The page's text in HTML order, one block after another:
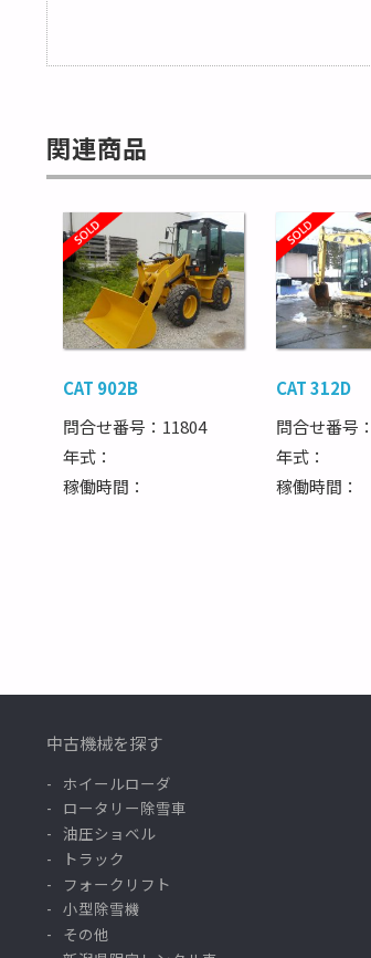
関連商品
CAT 902B
問合せ番号：11804
年式：
稼働時間：
CAT 312D
問合せ番号
年式：
稼働時間：
中古機械を探す
ホイールローダ
ロータリー除雪車
油圧ショベル
トラック
フォークリフト
小型除雪機
その他